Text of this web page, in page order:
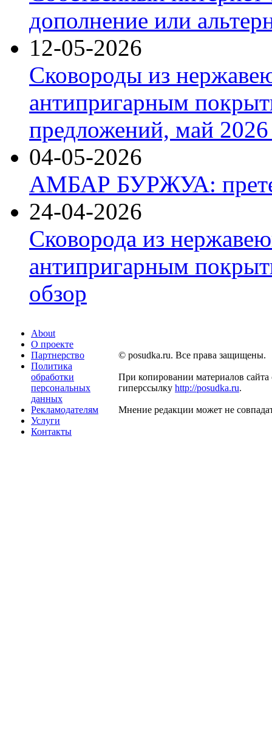
дополнение или
12-05-2026
Сковороды из
антипригарным
предложений, май 2026
04-05-2026
АМБАР БУРЖУА:
24-04-2026
Сковорода из
антипригарным
обзор
About
О проекте
Партнерство
Политика
обработки
персональных
данных
Рекламодателям
Услуги
Контакты
© posudka.ru. Все права защищены.
При копировании материалов сайта
гиперссылку http://posudka.ru.
Мнение редакции может не